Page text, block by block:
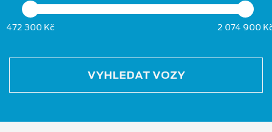
472 300 Kč 2 074 900
VYHLEDAT VOZY